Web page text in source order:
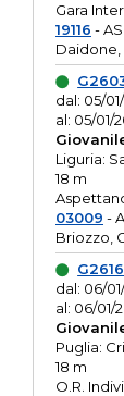
Gara
19116 -
Daidone,
dal: 05/
al: 05/01/
Liguria:
18 m
03009 -
Briozzo,
dal: 06/
al: 06/01/
Puglia:
18 m
O.R.